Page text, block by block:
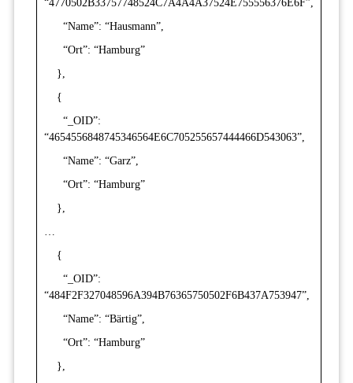
“4770502B33757748524C7A4A4A37524E755556376E6F”,
“Name”: “Hausmann”,
“Ort”: “Hamburg”
},
{
“_OID”:
“4654556848745346564E6C705255657444466D543063”,
“Name”: “Garz”,
“Ort”: “Hamburg”
},
…
{
“_OID”:
“484F2F327048596A394B76365750502F6B437A753947”,
“Name”: “Bärtig”,
“Ort”: “Hamburg”
},